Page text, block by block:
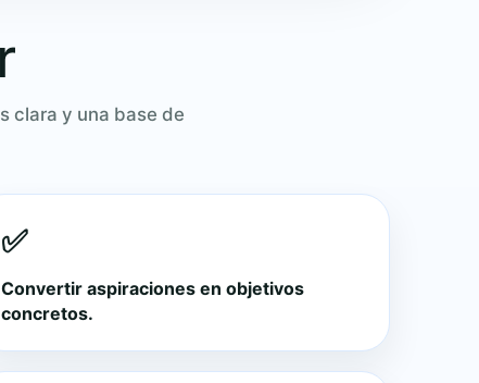
clara y una base de
✅
Convertir aspiraciones en objetivos
concretos.